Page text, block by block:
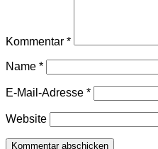
Kommentar *
Name *
E-Mail-Adresse *
Website